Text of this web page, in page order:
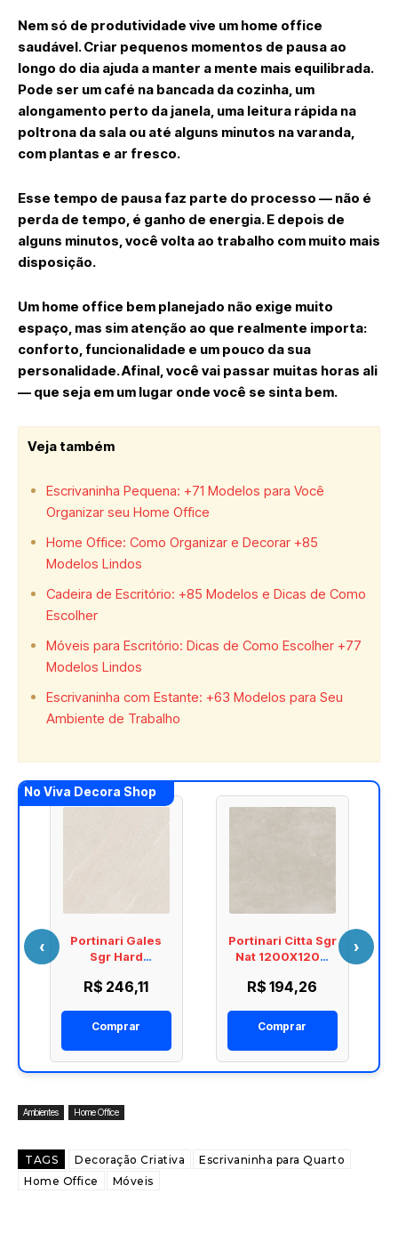
Nem só de produtividade vive um home office
saudável. Criar pequenos momentos de pausa ao
longo do dia ajuda a manter a mente mais equilibrada.
Pode ser um café na bancada da cozinha, um
alongamento perto da janela, uma leitura rápida na
poltrona da sala ou até alguns minutos na varanda,
com plantas e ar fresco.
Esse tempo de pausa faz parte do processo — não é
perda de tempo, é ganho de energia. E depois de
alguns minutos, você volta ao trabalho com muito mais
disposição.
Um home office bem planejado não exige muito
espaço, mas sim atenção ao que realmente importa:
conforto, funcionalidade e um pouco da sua
personalidade. Afinal, você vai passar muitas horas ali
— que seja em um lugar onde você se sinta bem.
Veja também
Escrivaninha Pequena: +71 Modelos para Você
Organizar seu Home Office
Home Office: Como Organizar e Decorar +85
Modelos Lindos
Cadeira de Escritório: +85 Modelos e Dicas de Como
Escolher
Móveis para Escritório: Dicas de Como Escolher +77
Modelos Lindos
Escrivaninha com Estante: +63 Modelos para Seu
Ambiente de Trabalho
No Viva Decora Shop
Portinari Gales
Sgr Hard
6061605A
R$ 246,11
Comprar
Portinari Citta Sgr
Nat 1200X1200
R$ 194,26
Comprar
‹ ›
Ambientes Home Office
TAGS Decoração Criativa
Escrivaninha para Quarto
Home Office
Móveis